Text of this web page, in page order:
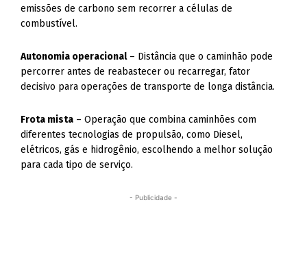
emissões de carbono sem recorrer a células de
combustível.
Autonomia operacional– Distância que o caminhão pode
percorrer antes de reabastecer ou recarregar, fator
decisivo para operações de transporte de longa distância.
Frota mista – Operação que combina caminhões com
diferentes tecnologias de propulsão, como Diesel,
elétricos, gás e hidrogênio, escolhendo a melhor solução
para cada tipo de serviço.
- Publicidade -